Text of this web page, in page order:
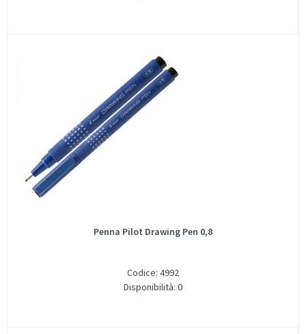
Penna Pilot Drawing Pen 0,8
Codice: 4992
Disponibilità: 0